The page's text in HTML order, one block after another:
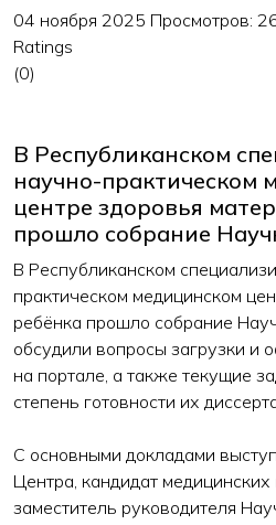
04 ноября 2025 Просмотров:
Ratings
(0)
В Республиканском
научно-практическом
центре здоровья
прошло собрание
В Республиканском
практическом медицинском
ребёнка прошло собрание
обсудили вопросы загрузки и
на портале, а также текущие
степень готовности их
С основными докладами
Центра, кандидат
заместитель руководителя